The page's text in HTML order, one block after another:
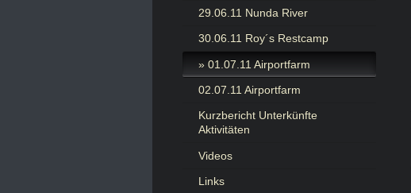
29.06.11 Nunda River
30.06.11 Roy´s Restcamp
01.07.11 Airportfarm
02.07.11 Airportfarm
Kurzbericht Unterkünfte
Aktivitäten
Videos
Links